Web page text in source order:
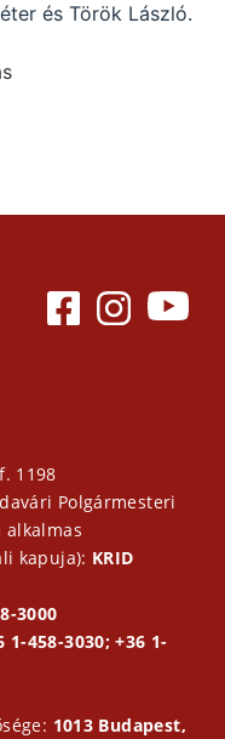
és Török László.
1198
Polgármesteri
alkalmas
kapuja): KRID
3000
1-458-3030; +36 1-
1013 Budapest,